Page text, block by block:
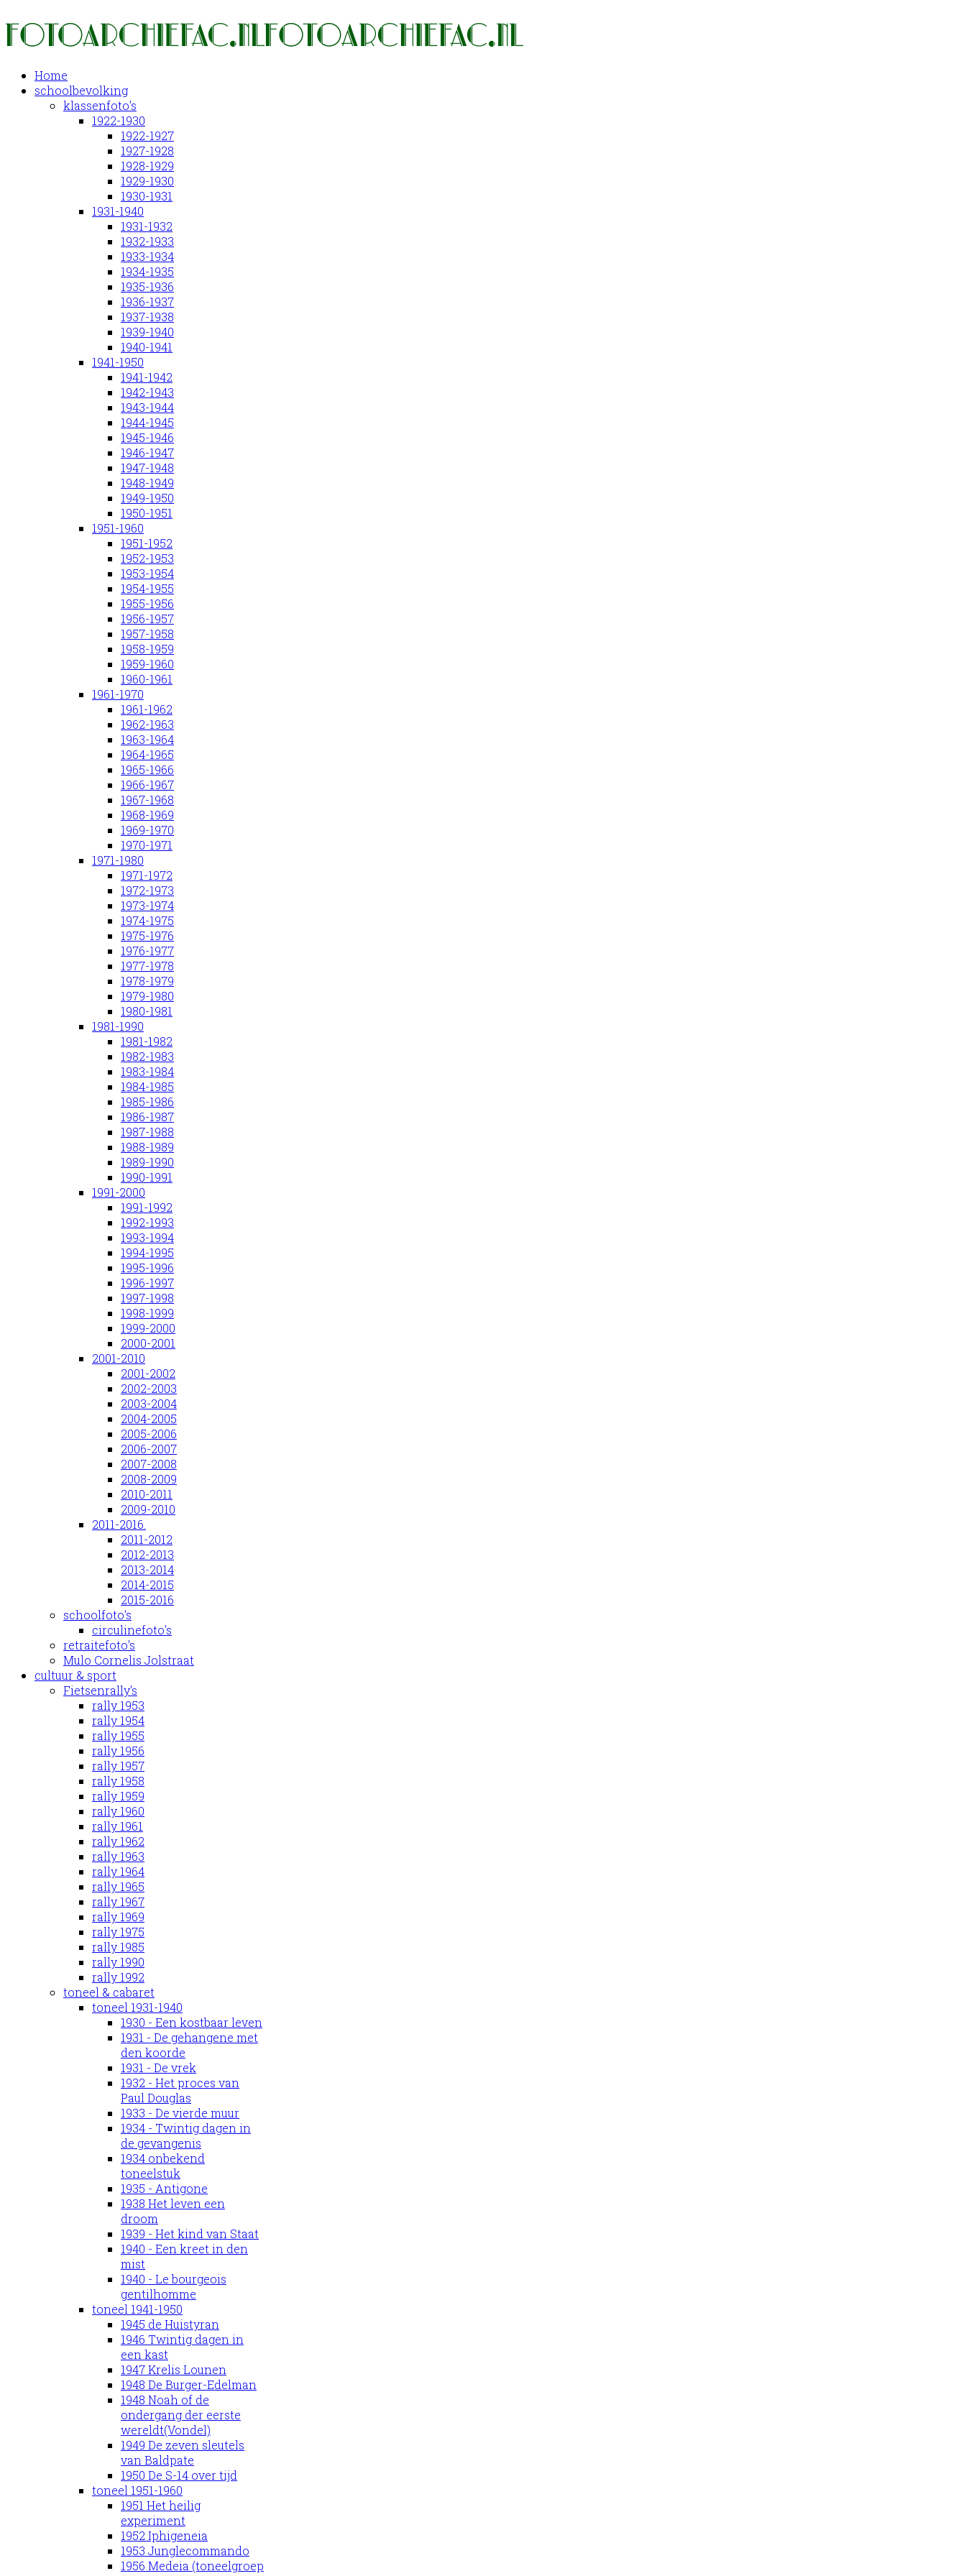
Home
schoolbevolking
klassenfoto's
1922-1930
1922-1927
1927-1928
1928-1929
1929-1930
1930-1931
1931-1940
1931-1932
1932-1933
1933-1934
1934-1935
1935-1936
1936-1937
1937-1938
1939-1940
1940-1941
1941-1950
1941-1942
1942-1943
1943-1944
1944-1945
1945-1946
1946-1947
1947-1948
1948-1949
1949-1950
1950-1951
1951-1960
1951-1952
1952-1953
1953-1954
1954-1955
1955-1956
1956-1957
1957-1958
1958-1959
1959-1960
1960-1961
1961-1970
1961-1962
1962-1963
1963-1964
1964-1965
1965-1966
1966-1967
1967-1968
1968-1969
1969-1970
1970-1971
1971-1980
1971-1972
1972-1973
1973-1974
1974-1975
1975-1976
1976-1977
1977-1978
1978-1979
1979-1980
1980-1981
1981-1990
1981-1982
1982-1983
1983-1984
1984-1985
1985-1986
1986-1987
1987-1988
1988-1989
1989-1990
1990-1991
1991-2000
1991-1992
1992-1993
1993-1994
1994-1995
1995-1996
1996-1997
1997-1998
1998-1999
1999-2000
2000-2001
2001-2010
2001-2002
2002-2003
2003-2004
2004-2005
2005-2006
2006-2007
2007-2008
2008-2009
2010-2011
2009-2010
2011-2016.
2011-2012
2012-2013
2013-2014
2014-2015
2015-2016
schoolfoto's
circulinefoto's
retraitefoto's
Mulo Cornelis Jolstraat
cultuur & sport
Fietsenrally's
rally 1953
rally 1954
rally 1955
rally 1956
rally 1957
rally 1958
rally 1959
rally 1960
rally 1961
rally 1962
rally 1963
rally 1964
rally 1965
rally 1967
rally 1969
rally 1975
rally 1985
rally 1990
rally 1992
toneel & cabaret
toneel 1931-1940
1930 - Een kostbaar leven
1931 - De gehangene met
den koorde
1931 - De vrek
1932 - Het proces van
Paul Douglas
1933 - De vierde muur
1934 - Twintig dagen in
de gevangenis
1934 onbekend
toneelstuk
1935 - Antigone
1938 Het leven een
droom
1939 - Het kind van Staat
1940 - Een kreet in den
mist
1940 - Le bourgeois
gentilhomme
toneel 1941-1950
1945 de Huistyran
1946 Twintig dagen in
een kast
1947 Krelis Lounen
1948 De Burger-Edelman
1948 Noah of de
ondergang der eerste
wereldt(Vondel)
1949 De zeven sleutels
van Baldpate
1950 De S-14 over tijd
toneel 1951-1960
1951 Het heilig
experiment
1952 Iphigeneia
1953 Junglecommando
1956 Medeia (toneelgroep